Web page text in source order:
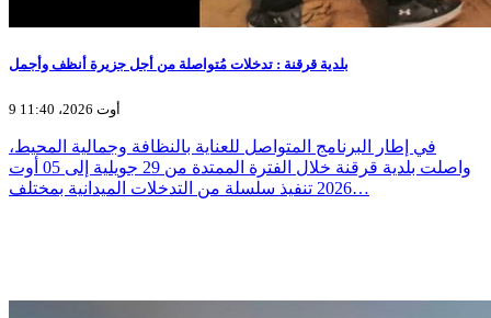
بلدية قرقنة : تدخلات مُتواصلة من أجل جزيرة أنظف وأجمل
9 أوت 2026، 11:40
في إطار البرنامج المتواصل للعناية بالنظافة وجمالية المحيط،
واصلت بلدية قرقنة خلال الفترة الممتدة من 29 جويلية إلى 05 أوت
2026 تنفيذ سلسلة من التدخلات الميدانية بمختلف…